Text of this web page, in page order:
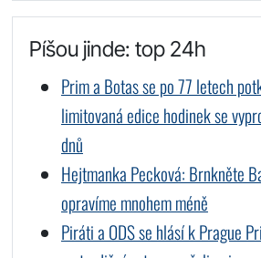
Píšou jinde: top 24h
Prim a Botas se po 77 letech
limitovaná edice hodinek se
dnů
Hejtmanka Pecková: Brnkněte
opravíme mnohem méně
Piráti a ODS se hlásí k Prague